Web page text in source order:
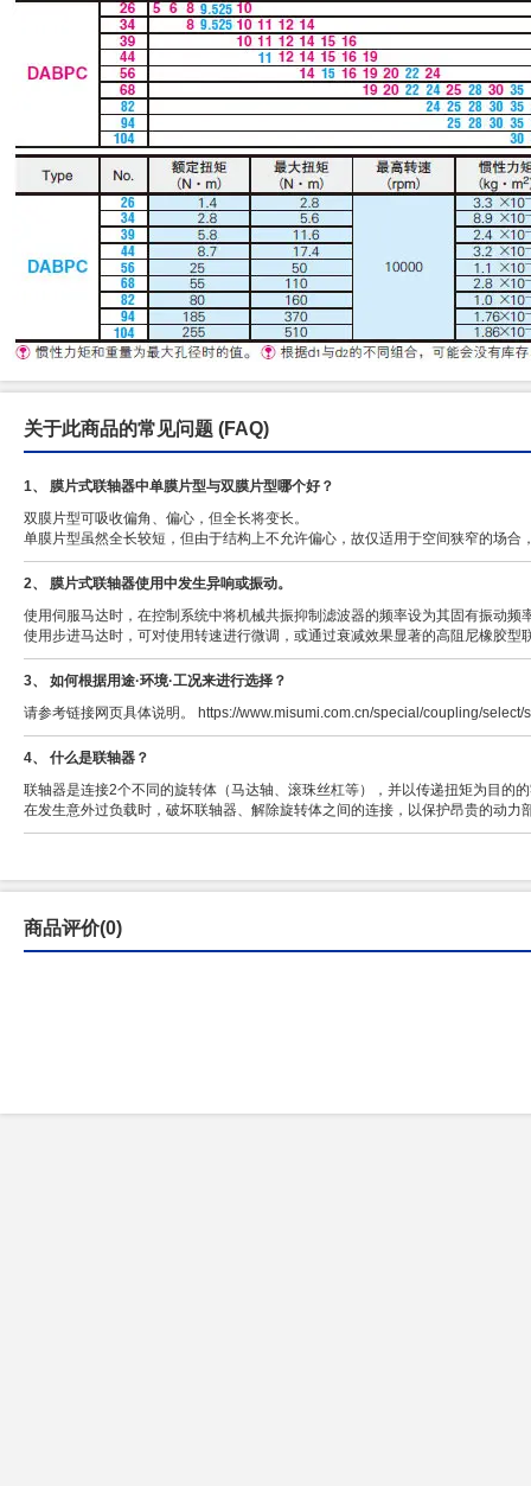
关于此商品的常见问题 (FAQ)
1、 膜片式联轴器中单膜片型与双膜片型哪个好？
双膜片型可吸收偏角、偏心，但全长将变长。
单膜片型虽然全长较短，但由于结构上不允许偏心，故仅适用于空间狭窄的场合
2、 膜片式联轴器使用中发生异响或振动。
使用伺服马达时，在控制系统中将机械共振抑制滤波器的频率设为其固有振动频
使用步进马达时，可对使用转速进行微调，或通过衰减效果显著的高阻尼橡胶型
3、 如何根据用途·环境·工况来进行选择？
请参考链接网页具体说明。 https://www.misumi.com.cn/special/coupling/select/
4、 什么是联轴器？
联轴器是连接2个不同的旋转体（马达轴、滚珠丝杠等），并以传递扭矩为目的
在发生意外过负载时，破坏联轴器、解除旋转体之间的连接，以保护昂贵的动力
商品评价(0)